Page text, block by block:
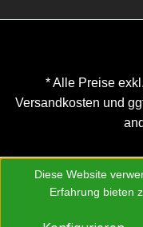
* Alle Preise
Versandkosten und
Diese Website
Erfahrung bieten